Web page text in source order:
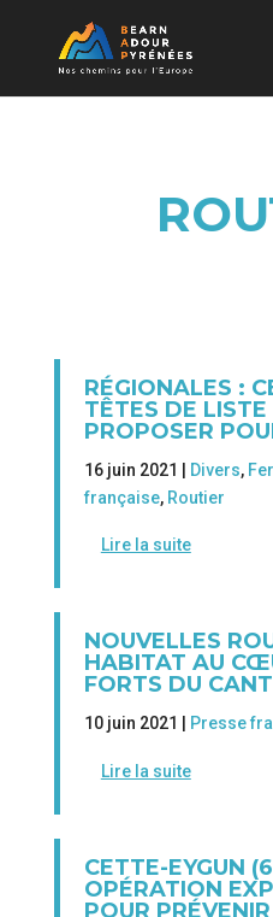
RÉGIONALES :
TÊTES DE
PROPOSER
16 juin 2021 | Divers,
française, Routier
Lire la suite
NOUVELLES
HABITAT AU
FORTS DU
10 juin 2021 | Presse
Lire la suite
CETTE-EYGUN
OPÉRATION
POUR